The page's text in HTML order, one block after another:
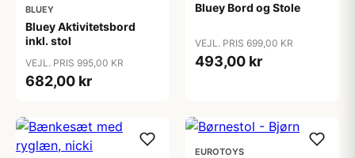
BLUEY
Bluey Aktivitetsbord
inkl. stol
VEJL. PRIS 995,00 KR
682,00 kr
Bluey Bord og Stole
VEJL. PRIS 699,00 KR
493,00 kr
EUROTOYS